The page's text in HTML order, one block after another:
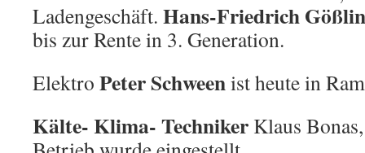
Ladengeschäft. Hans-Friedrich
bis zur Rente in 3. Generation.
Elektro Peter Schweenist heute in
Kälte- Klima- Techniker Klaus